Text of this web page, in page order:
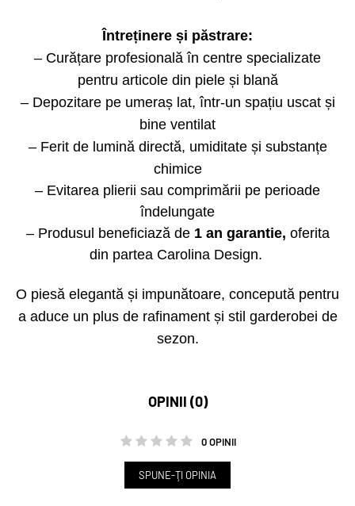
Întreținere și păstrare:
– Curățare profesională în centre specializate
pentru articole din piele și blană
– Depozitare pe umeraș lat, într-un spațiu uscat și
bine ventilat
– Ferit de lumină directă, umiditate și substanțe
chimice
– Evitarea plierii sau comprimării pe perioade
îndelungate
– Produsul beneficiază de 1 an garantie, oferita
din partea Carolina Design.
O piesă elegantă și impunătoare, concepută pentru
a aduce un plus de rafinament și stil garderobei de
sezon.
OPINII (0)
0 OPINII
SPUNE-ŢI OPINIA